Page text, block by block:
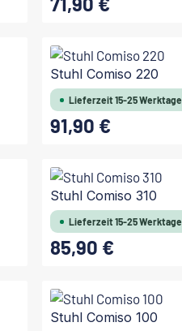
Regulärer Preis:
Stuhl Comiso 220
Lieferzeit 15-25 Werktage
Regulärer Preis:
91,90 €
Stuhl Comiso 310
Lieferzeit 15-25 Werktage
Regulärer Preis:
85,90 €
Stuhl Comiso 100